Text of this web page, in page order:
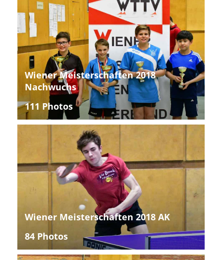
Wiener Meisterschaften 2018
Nachwuchs
111 Photos
Wiener Meisterschaften 2018 AK
84 Photos